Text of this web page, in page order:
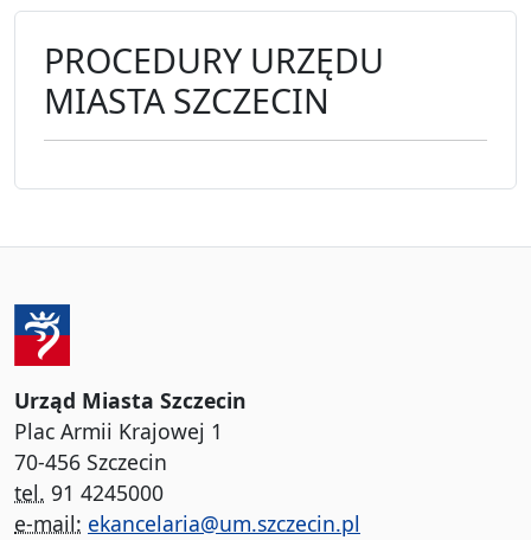
PROCEDURY URZĘDU
MIASTA SZCZECIN
Urząd Miasta Szczecin
Plac Armii Krajowej 1
70-456 Szczecin
tel. 91 4245000
e-mail: ekancelaria@um.szczecin.pl